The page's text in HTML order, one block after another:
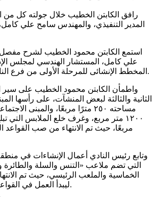
رافق الكابتن الخطيب خلال جولته كل من
المدير التنفيذي، والمهندس سامح علي
استمع الكابتن محمود الخطيب لشرح
علي كامل، المستشار الهندسي لمجلس
المخطط الإنشائى للمرحلة الأولى من فرع النادي بالتجمع الخامس.
واطمأن الكابتن محمود الخطيب على سير
الثانية والثالثة لبعض المنشآت، على رأسها
مساحته ٢٥٠ مترًا مربعًا، والمبنى
مربعًا، حيث تم الانتهاء من صب القواعد
وتابع رئيس النادي أعمال الإنشاءات في
التي تضم ملاعب «التنس والسلة والطائرة
الخماسية والملعب الرئيسي، حيث تم
ليبدأ العمل في القواعد العادية والخرسانية.